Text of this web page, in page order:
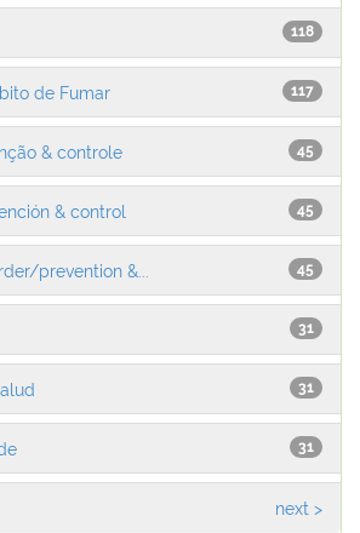
118
117
de Fumar
45
& controle
45
& control
45
prevention &...
31
31
31
next >